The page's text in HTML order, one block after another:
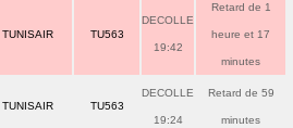
TUNISAIR TU563
DECOLLE
19:42
Retard de 1
heure et 17
minutes
TUNISAIR TU563
DECOLLE
19:24
Retard de 59
minutes